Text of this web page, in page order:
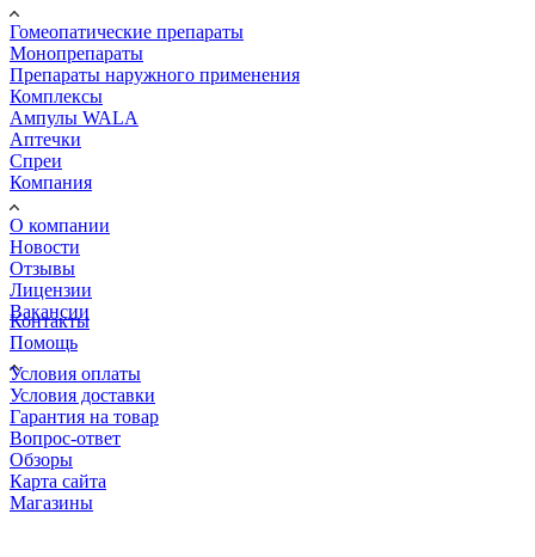
Гомеопатические препараты
Монопрепараты
Препараты наружного применения
Комплексы
Ампулы WALA
Аптечки
Спреи
Компания
О компании
Новости
Отзывы
Лицензии
Вакансии
Контакты
Помощь
Условия оплаты
Условия доставки
Гарантия на товар
Вопрос-ответ
Обзоры
Карта сайта
Магазины